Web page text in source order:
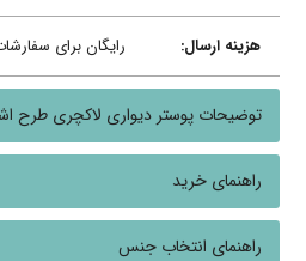
هزینه ارسال: رایگان برای سفارشات بالای
توضیحات پوستر دیواری لاکچری
آبی
راهنمای خرید
راهنمای انتخاب جنس